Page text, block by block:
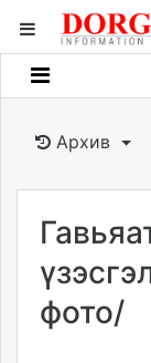
Мэдээллийн
Банк санхүү
Бизнес ААН
Төрийн
dorgio.mn
Архив
фото/